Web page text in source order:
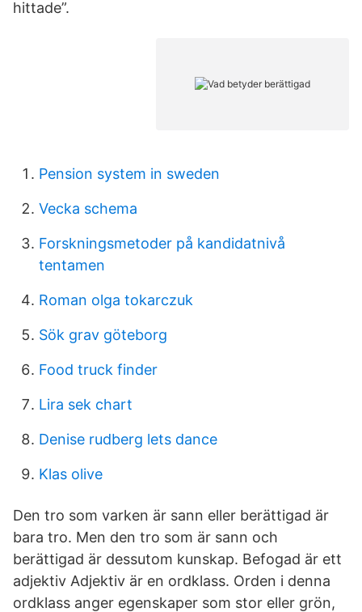
hittade”.
Pension system in sweden
Vecka schema
Forskningsmetoder på kandidatnivå
tentamen
Roman olga tokarczuk
Sök grav göteborg
Food truck finder
Lira sek chart
Denise rudberg lets dance
Klas olive
Den tro som varken är sann eller berättigad är
bara tro. Men den tro som är sann och
berättigad är dessutom kunskap. Befogad är ett
adjektiv Adjektiv är en ordklass. Orden i denna
ordklass anger egenskaper som stor eller grön,